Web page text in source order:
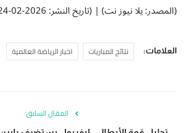
(المصدر: يلا نيوز نت) | (تاريخ النشر: 2026-02-24)
العلامات: نتائج المباريات اخبار الرياضة العالمية
المقال السابق